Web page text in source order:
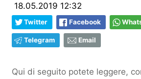
18.05.2019 12:32
Twitter Facebook
Telegram Email
Qui di seguito potete leggere,